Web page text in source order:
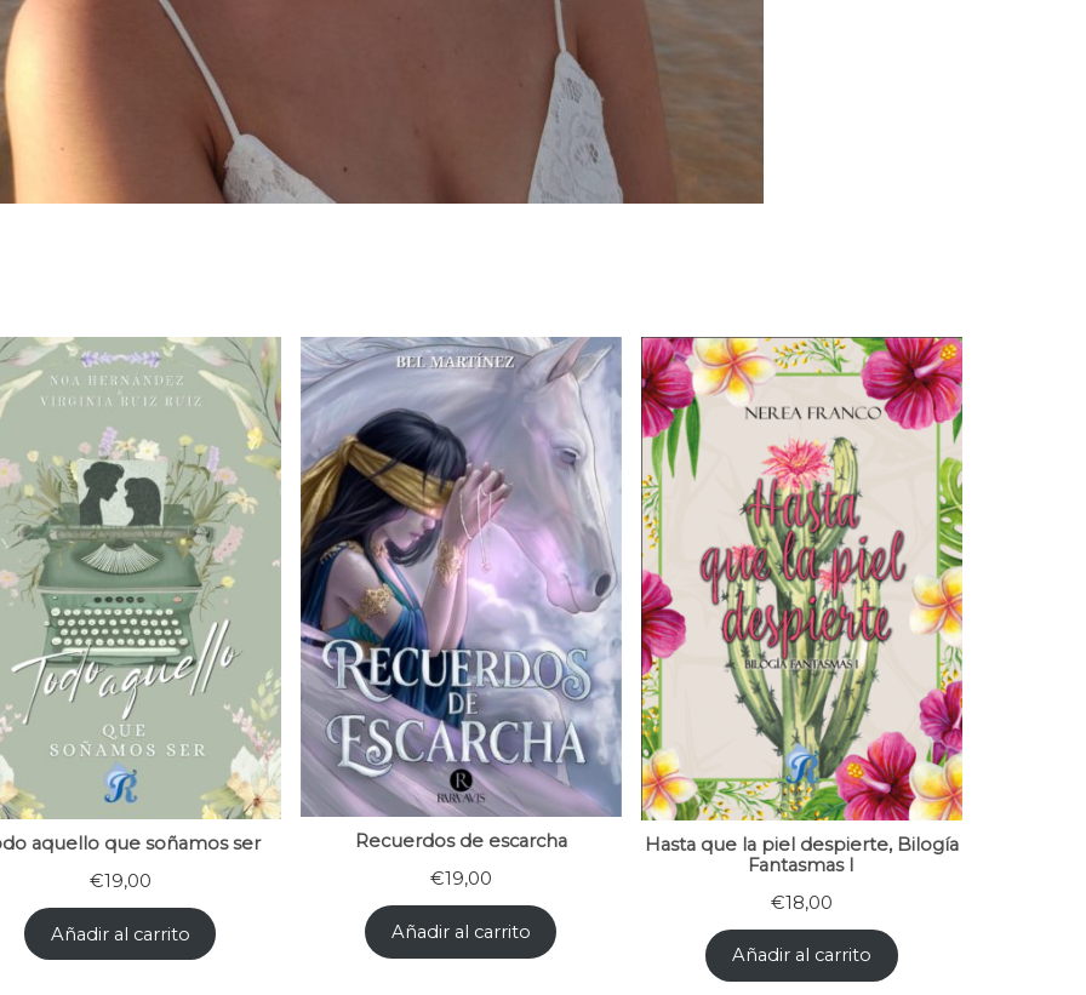
aquello que soñamos ser
€19,00
Añadir al carrito
Recuerdos de escarcha
€19,00
Añadir al carrito
Hasta que la piel despierte, Bilogía
Fantasmas I
€18,00
Añadir al carrito